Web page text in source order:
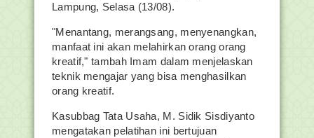
Lampung, Selasa (13/08).
"Menantang, merangsang, menyenangkan,
manfaat ini akan melahirkan orang orang
kreatif," tambah Imam dalam menjelaskan
teknik mengajar yang bisa menghasilkan
orang kreatif.
Kasubbag Tata Usaha, M. Sidik Sisdiyanto
mengatakan pelatihan ini bertujuan